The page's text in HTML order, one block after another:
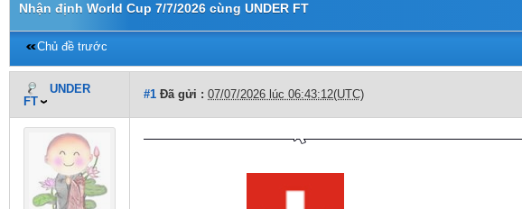
Nhận định World Cup 7/7/2026 cùng UNDER FT
Chủ đề trước
UNDER
FT
#1 Đã gửi : 07/07/2026 lúc 06:43:12(UTC)